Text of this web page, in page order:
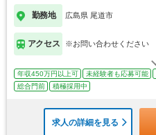
勤務地 広島県 尾道市
アクセス ※お問い合わせください
年収450万円以上可 未経験者も応募可能
総合門前
積極採用中
求人の詳細を見る